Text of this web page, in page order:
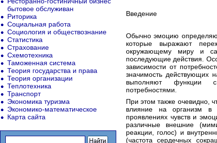
Введение
Обычно эмоцию
которые выражают
окружающему миру и
последующие действия.
зависимости от
значимость действующих
выполняют функции
потребностями.
При этом также очевидно,
влияние на организм в
проявлениях чувств и
различные внешние
реакции, голос) и
(частота сердечных
бытовое обслуживан
Риторика
Социальная работа
Социология и обществознание
Статистика
Страхование
Схемотехника
Таможенная система
Теория государства и права
Теория организации
Теплотехника
Транспорт
Экономика туризма
Экономико-математическое
Карта сайта